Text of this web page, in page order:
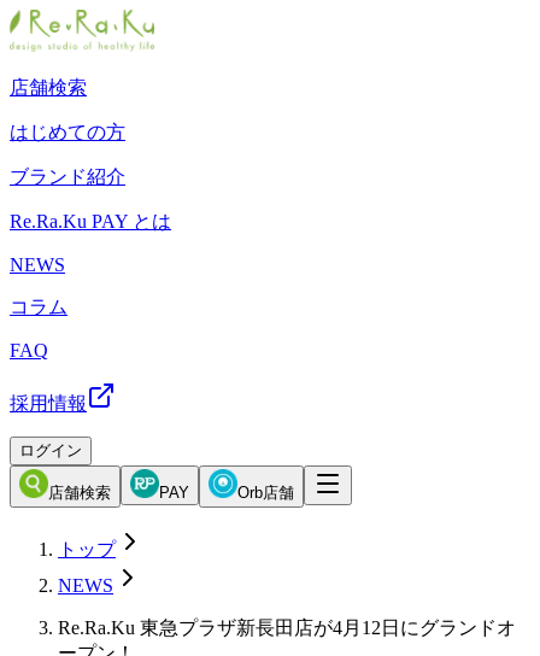
店舗検索
はじめての方
ブランド紹介
Re.Ra.Ku PAY とは
NEWS
コラム
FAQ
採用情報
ログイン
店舗検索 PAY Orb店舗
トップ
NEWS
Re.Ra.Ku 東急プラザ新長田店が4月12日にグランドオ